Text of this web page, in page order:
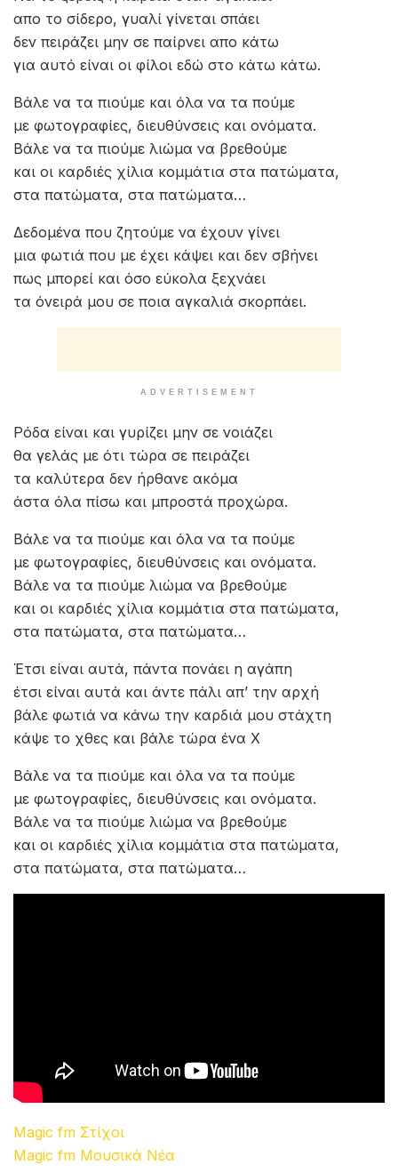
ADVERTISEMENT
Στίχοι – Lyrics
Ένα βράδυ μες την ζάλη απο τα ποτά μας
τόσος ήταν τελικά ο έρωτάς μας
ένα άδειο πρωινό σε άδεια σεντόνια
μα η καρδιά και το μυαλό μου εκεί είναι ακόμα.
Να το ξέρεις η καρδιά όταν αγαπάει
απο το σίδερο, γυαλί γίνεται σπάει
δεν πειράζει μην σε παίρνει απο κάτω
για αυτό είναι οι φίλοι εδώ στο κάτω κάτω.
Βάλε να τα πιούμε και όλα να τα πούμε
με φωτογραφίες, διευθύνσεις και ονόματα.
Βάλε να τα πιούμε λιώμα να βρεθούμε
και οι καρδιές χίλια κομμάτια στα πατώματα,
στα πατώματα, στα πατώματα…
Δεδομένα που ζητούμε να έχουν γίνει
μια φωτιά που με έχει κάψει και δεν σβήνει
πως μπορεί και όσο εύκολα ξεχνάει
τα όνειρά μου σε ποια αγκαλιά σκορπάει.
ADVERTISEMENT
θα γελάς με ότι τώρα σε πειράζει
τα καλύτερα δεν ήρθανε ακόμα